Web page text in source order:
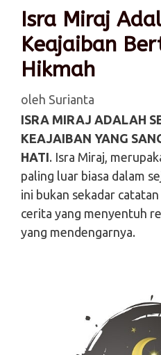
Isra Miraj
Keajaiban
Hikmah
oleh Surianta
ISRA MIRAJ ADALAH
KEAJAIBAN YANG
HATI. Isra Miraj,
paling luar biasa dalam
ini bukan sekadar
cerita yang menyentuh
yang mendengarnya.